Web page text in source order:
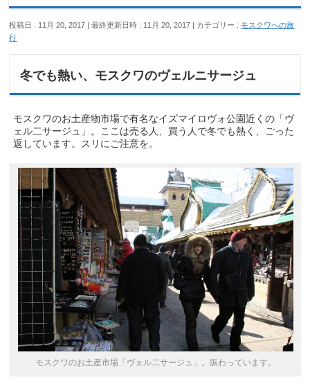
投稿日 : 11月 20, 2017 最終更新日時 : 11月 20, 2017 カテゴリー :モスクワへの旅
行
冬でも熱い、モスクワのヴェルニサージュ
モスクワのお土産物市場で有名なイズマイロヴォ公園近くの「ヴ
ェル二サージュ」。ここは売る人、買う人で冬でも熱く、ごった
返しています。スリにご注意を。
モスクワのお土産市場「ヴェル二サージュ」。賑わっています。